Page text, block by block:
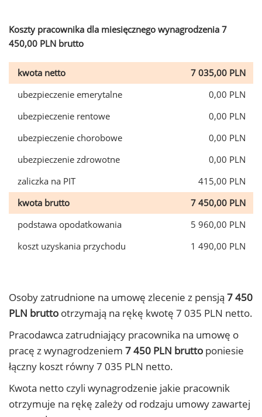
Koszty pracownika dla miesięcznego wynagrodzenia 7
450,00 PLN brutto
kwota netto
7 035,00 PLN
ubezpieczenie emerytalne
0,00 PLN
ubezpieczenie rentowe
0,00 PLN
ubezpieczenie chorobowe
0,00 PLN
ubezpieczenie zdrowotne
0,00 PLN
zaliczka na PIT
415,00 PLN
kwota brutto
7 450,00 PLN
podstawa opodatkowania
5 960,00 PLN
koszt uzyskania przychodu
1 490,00 PLN
Osoby zatrudnione na umowę zlecenie z pensją 7 450
PLN brutto otrzymają na rękę kwotę 7 035 PLN netto.
Pracodawca zatrudniający pracownika na umowę o
pracę z wynagrodzeniem 7 450 PLN brutto poniesie
łączny koszt równy 7 035 PLN netto.
Kwota netto czyli wynagrodzenie jakie pracownik
otrzymuje na rękę zależy od rodzaju umowy zawartej